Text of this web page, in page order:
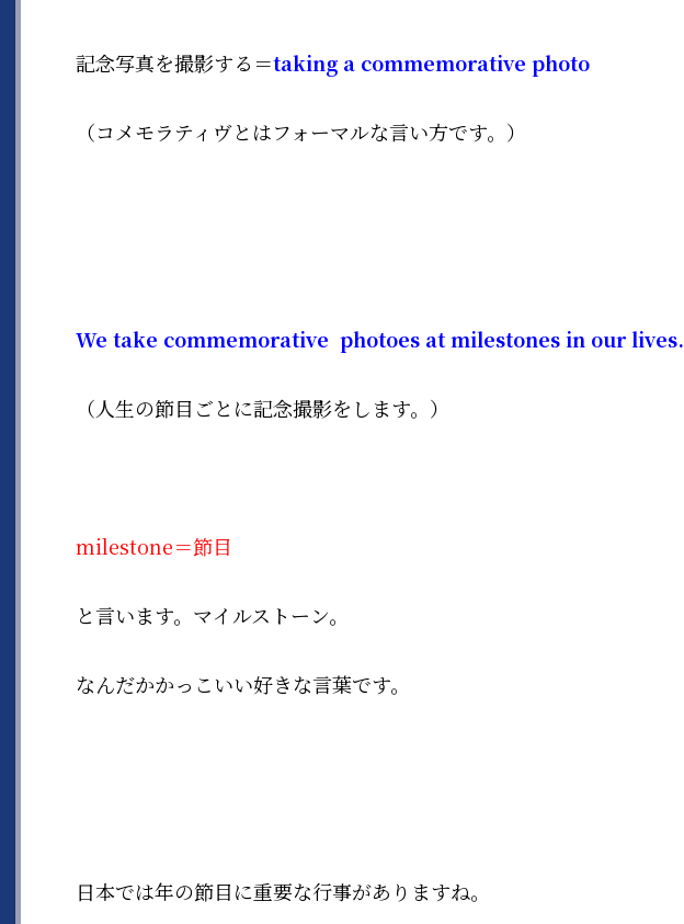
記念写真を撮影する＝taking a commemorative photo
（コメモラティヴとはフォーマルな言い方です。）
We take commemorative photoes at milestones in our lives.
（人生の節目ごとに記念撮影をします。）
milestone＝節目
と言います。マイルストーン。
なんだかかっこいい好きな言葉です。
日本では年の節目に重要な行事がありますね。